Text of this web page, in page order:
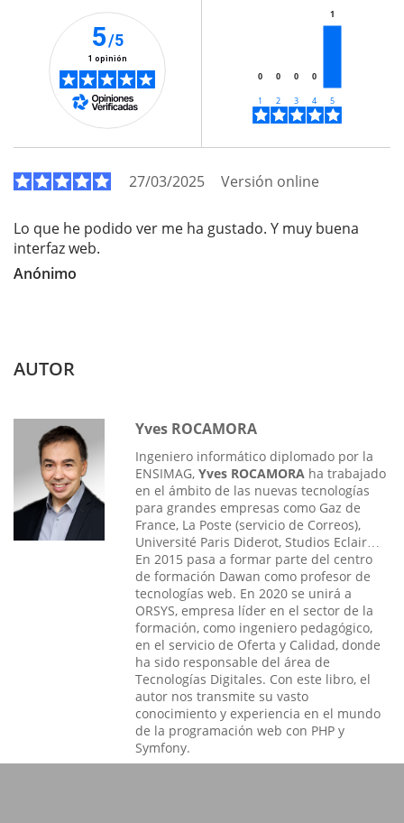
5/5
1 opinión
0 0 0 0
1
27/03/2025 Versión online
Lo que he podido ver me ha gustado. Y muy buena
interfaz web.
Anónimo
AUTOR
Yves ROCAMORA
Ingeniero informático diplomado por la
ENSIMAG, Yves ROCAMORA ha trabajado
en el ámbito de las nuevas tecnologías
para grandes empresas como Gaz de
France, La Poste (servicio de Correos),
Université Paris Diderot, Studios Eclair…
En 2015 pasa a formar parte del centro
de formación Dawan como profesor de
tecnologías web. En 2020 se unirá a
ORSYS, empresa líder en el sector de la
formación, como ingeniero pedagógico,
en el servicio de Oferta y Calidad, donde
ha sido responsable del área de
Tecnologías Digitales. Con este libro, el
autor nos transmite su vasto
conocimiento y experiencia en el mundo
de la programación web con PHP y
Symfony.